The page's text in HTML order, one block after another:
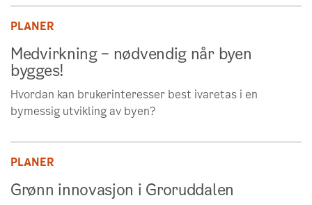
PLANER
Medvirkning – nødvendig når byen
bygges!
Hvordan kan brukerinteresser best ivaretas i en
bymessig utvikling av byen?
PLANER
Grønn innovasjon i Groruddalen